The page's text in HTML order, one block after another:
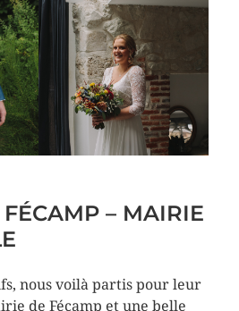
– MAIRIE
nous voilà partis pour leur
de Fécamp et une belle